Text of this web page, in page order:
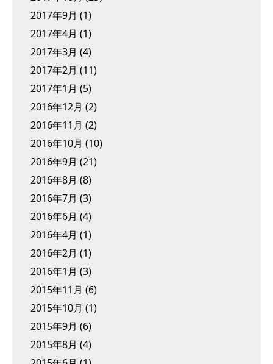
2017年9月 (1)
2017年4月 (1)
2017年3月 (4)
2017年2月 (11)
2017年1月 (5)
2016年12月 (2)
2016年11月 (2)
2016年10月 (10)
2016年9月 (21)
2016年8月 (8)
2016年7月 (3)
2016年6月 (4)
2016年4月 (1)
2016年2月 (1)
2016年1月 (3)
2015年11月 (6)
2015年10月 (1)
2015年9月 (6)
2015年8月 (4)